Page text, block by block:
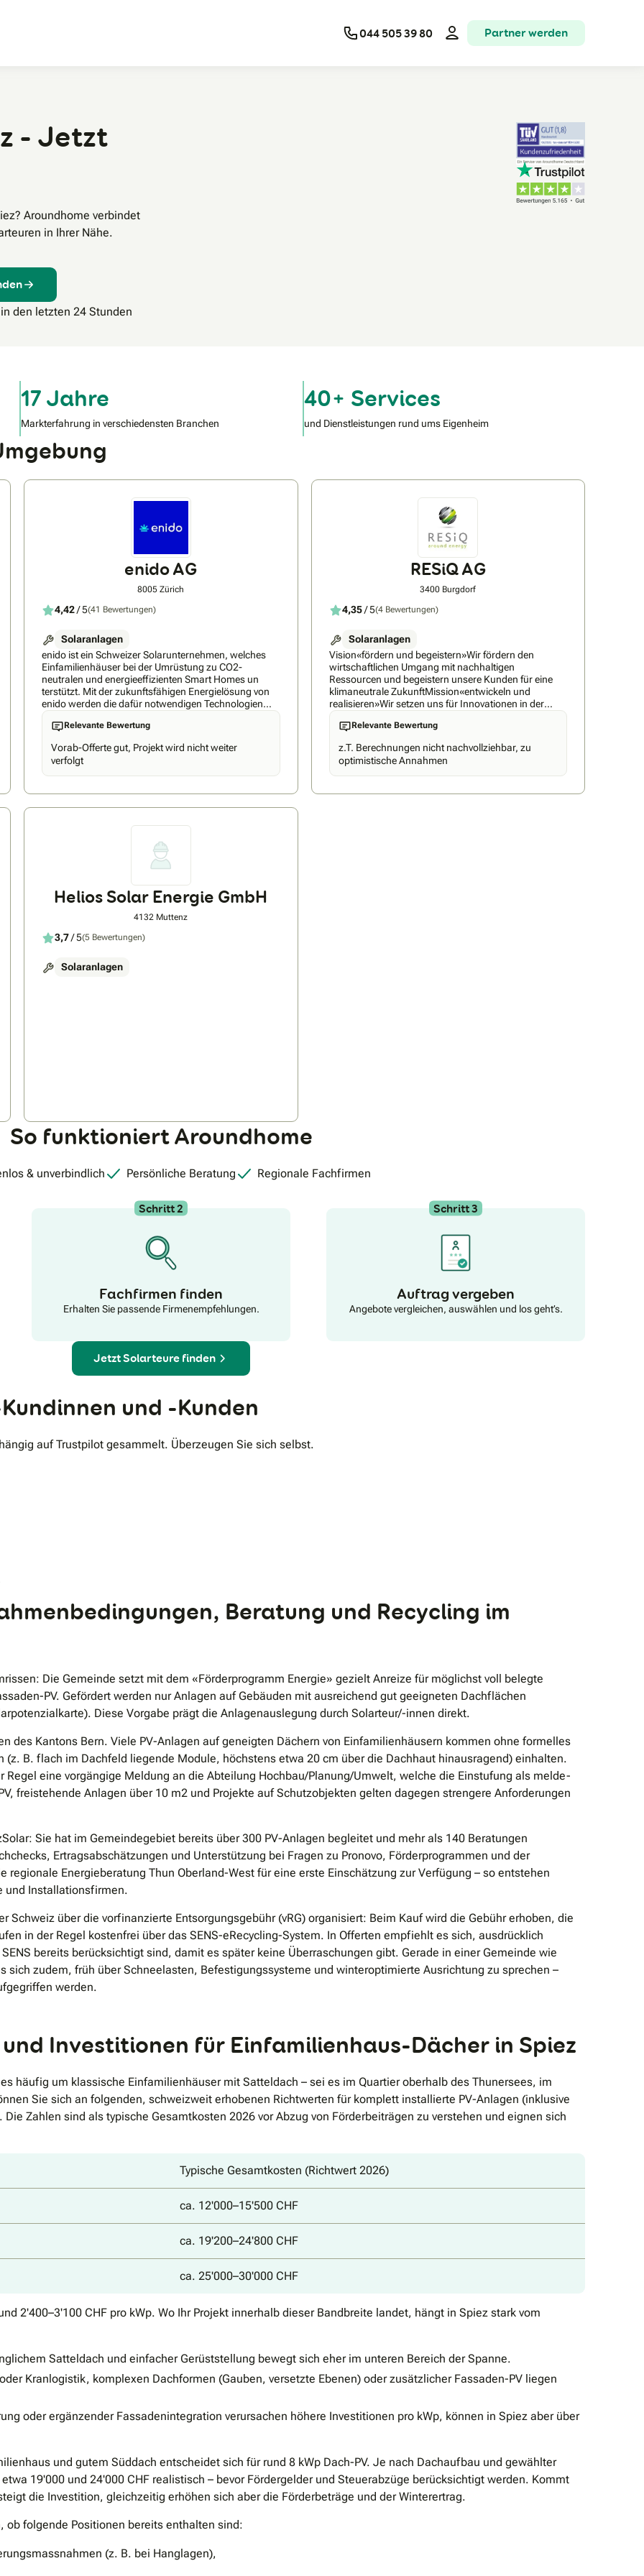
044 505 39 80 Partner werden
- Jetzt
Aroundhome verbindet
in Ihrer Nähe.
den letzten 24 Stunden
17 Jahre
Markterfahrung in verschiedensten Branchen
40+ Services
und Dienstleistungen rund ums Eigenheim
enido AG
8005 Zürich
4,42/ 5(41 Bewertungen)
Solaranlagen
enido ist ein Schweizer Solarunternehmen, welches
Einfamilienhäuser bei der Umrüstung zu CO2-
neutralen und energieeffizienten Smart Homes un
terstützt. Mit der zukunftsfähigen Energielösung von
enido werden die dafür notwendigen Technologien
(Solaranlage, Energiespeicher und Ladeinfrastruktur)
aus einer Hand angeboten und mit einem intelligenten
Energiemanager verknüpft die grossen
Stromverbraucher im Haus mit der Solaranlage und
stellt dadurch die intelligente Optimierung des
Relevante Bewertung
Vorab-Offerte gut, Projekt wird nicht weiter
verfolgt
RESiQ AG
3400 Burgdorf
4,35/ 5(4 Bewertungen)
Solaranlagen
Vision«fördern und begeistern»Wir fördern den
wirtschaftlichen Umgang mit nachhaltigen
Ressourcen und begeistern unsere Kunden für eine
klimaneutrale ZukunftMission«entwickeln und
realisieren»Wir setzen uns für Innovationen in der
Energie- und Gebäudetechnik ein und setzen diese mit
hoher Umsetzungs-Qualität in Beratung, Planung,
Ressourcen+ Innovationen+ Qualität=
RESiQQualitätsversprechenWir bieten Ihnen
erstklassige Leistungen in der Planung, dem Bau und
Relevante Bewertung
z.T. Berechnungen nicht nachvollziehbar, zu
optimistische Annahmen
Helios Solar Energie GmbH
4132 Muttenz
3,7/ 5(5 Bewertungen)
Solaranlagen
So funktioniert Aroundhome
& unverbindlich Persönliche Beratung Regionale Fachfirmen
Schritt 2
Fachfirmen finden
Erhalten Sie passende Firmenempfehlungen.
Schritt 3
Auftrag vergeben
Angebote vergleichen, auswählen und los geht’s.
Jetzt Solarteure finden
und -Kunden
auf Trustpilot gesammelt. Überzeugen Sie sich selbst.
Beratung und Recycling im
Die Gemeinde setzt mit dem «Förderprogramm Energie» gezielt Anreize für möglichst voll belegte
PV. Gefördert werden nur Anlagen auf Gebäuden mit ausreichend gut geeigneten Dachflächen
Diese Vorgabe prägt die Anlagenauslegung durch Solarteur/-innen direkt.
des Kantons Bern. Viele PV-Anlagen auf geneigten Dächern von Einfamilienhäusern kommen ohne formelles
(z. B. flach im Dachfeld liegende Module, höchstens etwa 20 cm über die Dachhaut hinausragend) einhalten.
eine vorgängige Meldung an die Abteilung Hochbau/Planung/Umwelt, welche die Einstufung als melde-
freistehende Anlagen über 10 m2 und Projekte auf Schutzobjekten gelten dagegen strengere Anforderungen
Sie hat im Gemeindegebiet bereits über 300 PV-Anlagen begleitet und mehr als 140 Beratungen
Ertragsabschätzungen und Unterstützung bei Fragen zu Pronovo, Förderprogrammen und der
Energieberatung Thun Oberland-West für eine erste Einschätzung zur Verfügung – so entstehen
und Installationsfirmen.
Schweiz über die vorfinanzierte Entsorgungsgebühr (vRG) organisiert: Beim Kauf wird die Gebühr erhoben, die
in der Regel kostenfrei über das SENS-eRecycling-System. In Offerten empfiehlt es sich, ausdrücklich
bereits berücksichtigt sind, damit es später keine Überraschungen gibt. Gerade in einer Gemeinde wie
sich zudem, früh über Schneelasten, Befestigungssysteme und winteroptimierte Ausrichtung zu sprechen –
werden.
Investitionen für Einfamilienhaus-Dächer in Spiez
häufig um klassische Einfamilienhäuser mit Satteldach – sei es im Quartier oberhalb des Thunersees, im
Sie sich an folgenden, schweizweit erhobenen Richtwerten für komplett installierte PV-Anlagen (inklusive
Zahlen sind als typische Gesamtkosten 2026 vor Abzug von Förderbeiträgen zu verstehen und eignen sich
Typische Gesamtkosten (Richtwert 2026)
ca. 12'000–15'500 CHF
ca. 19'200–24'800 CHF
ca. 25'000–30'000 CHF
2'400–3'100 CHF pro kWp. Wo Ihr Projekt innerhalb dieser Bandbreite landet, hängt in Spiez stark vom
Satteldach und einfacher Gerüststellung bewegt sich eher im unteren Bereich der Spanne.
Kranlogistik, komplexen Dachformen (Gauben, versetzte Ebenen) oder zusätzlicher Fassaden-PV liegen
oder ergänzender Fassadenintegration verursachen höhere Investitionen pro kWp, können in Spiez aber über
und gutem Süddach entscheidet sich für rund 8 kWp Dach-PV. Je nach Dachaufbau und gewählter
19'000 und 24'000 CHF realistisch – bevor Fördergelder und Steuerabzüge berücksichtigt werden. Kommt
die Investition, gleichzeitig erhöhen sich aber die Förderbeträge und der Winterertrag.
ob folgende Positionen bereits enthalten sind:
(z. B. bei Hanglagen),